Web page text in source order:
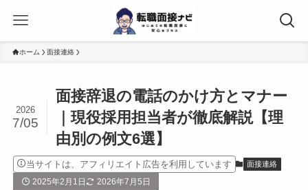
ホーム 面接連絡
面接辞退の電話のかけ方とマナー
｜現役採用担当者が徹底解説【理
由別の例文6選】
2026
7/05
当サイトは、アフィリエイト広告を利用しています 面接連絡
2025年2月1日 2026年7月5日